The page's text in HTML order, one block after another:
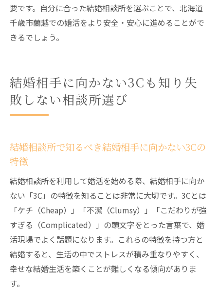
要です。自分に合った結婚相談所を選ぶことで、北海道
千歳市蘭越での婚活をより安全・安心に進めることがで
きるでしょう。
結婚相手に向かない3Cも知り失
敗しない相談所選び
結婚相談所で知るべき結婚相手に向かない3Cの
特徴
結婚相談所を利用して婚活を始める際、結婚相手に向か
ない「3C」の特徴を知ることは非常に大切です。3Cとは
「ケチ（Cheap）」「不潔（Clumsy）」「こだわりが強
すぎる（Complicated）」の頭文字をとった言葉で、婚
活現場でよく話題になります。これらの特徴を持つ方と
結婚すると、生活の中でストレスが積み重なりやすく、
幸せな結婚生活を築くことが難しくなる傾向がありま
す。